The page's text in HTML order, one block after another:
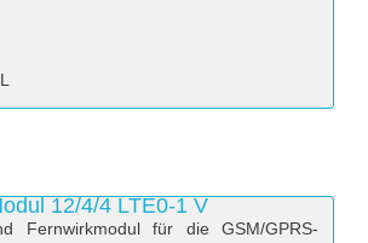
12/4/4 LTE0-1 V
Fernwirkmodul für die GSM/GPRS-